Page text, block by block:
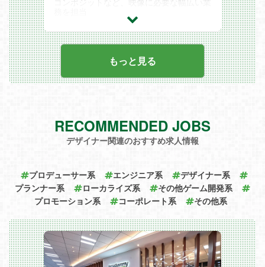
もっと見る
RECOMMENDED JOBS
デザイナー関連のおすすめ求人情報
プロデューサー系 エンジニア系
デザイナー系
プランナー系
ローカライズ系
その他ゲーム開発系
プロモーション系
コーポレート系 その他系